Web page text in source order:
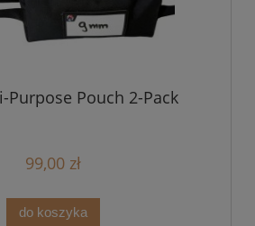
Purpose Pouch 2-Pack
99,00 zł
do koszyka